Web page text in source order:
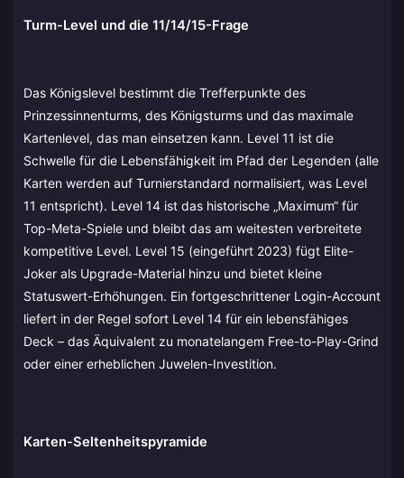
Turm-Level und die 11/14/15-Frage
Das Königslevel bestimmt die Trefferpunkte des
Prinzessinnenturms, des Königsturms und das maximale
Kartenlevel, das man einsetzen kann. Level 11 ist die
Schwelle für die Lebensfähigkeit im Pfad der Legenden (alle
Karten werden auf Turnierstandard normalisiert, was Level
11 entspricht). Level 14 ist das historische „Maximum“ für
Top-Meta-Spiele und bleibt das am weitesten verbreitete
kompetitive Level. Level 15 (eingeführt 2023) fügt Elite-
Joker als Upgrade-Material hinzu und bietet kleine
Statuswert-Erhöhungen. Ein fortgeschrittener Login-Account
liefert in der Regel sofort Level 14 für ein lebensfähiges
Deck – das Äquivalent zu monatelangem Free-to-Play-Grind
oder einer erheblichen Juwelen-Investition.
Karten-Seltenheitspyramide